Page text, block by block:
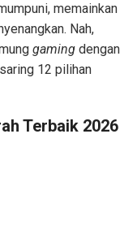
memainkan
Nah,
gaming dengan
saring 12 pilihan
Terbaik 2026